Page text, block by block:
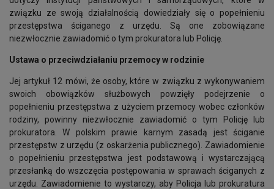
związku ze swoją działalnością dowiedziały się o popełnieniu
przestępstwa ściganego z urzędu. Są one zobowiązane
niezwłocznie zawiadomić o tym prokuratora lub Policję.
Ustawa o przeciwdziałaniu przemocy w rodzinie
Jej artykuł 12 mówi, że osoby, które w związku z wykonywaniem
swoich obowiązków służbowych powzięły podejrzenie o
popełnieniu przestępstwa z użyciem przemocy wobec członków
rodziny, powinny niezwłocznie zawiadomić o tym Policję lub
prokuratora. W polskim prawie karnym zasadą jest ściganie
przestępstw z urzędu (z oskarżenia publicznego). Zawiadomienie
o popełnieniu przestępstwa jest podstawową i wystarczającą
przesłanką do wszczęcia postępowania w sprawach ściganych z
urzędu. Zawiadomienie to wystarczy, aby Policja lub prokuratura